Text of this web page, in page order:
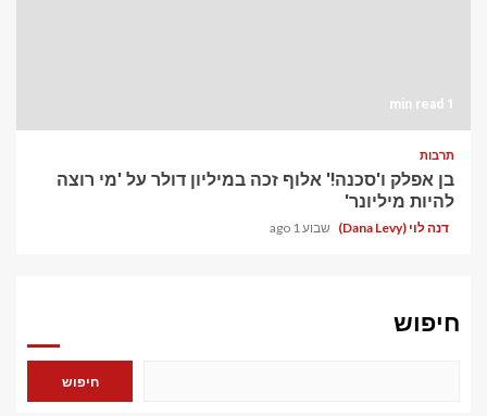
1 min read
תרבות
בן אפלק ו'סכנה!' אלוף זכה במיליון דולר על 'מי רוצה
להיות מיליונר'
דנה לוי (Dana Levy) שבוע 1 ago
חיפוש
חיפוש